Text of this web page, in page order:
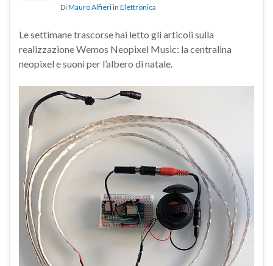
DiMauro Alfieri in Elettronica
Le settimane trascorse hai letto gli articoli sulla
realizzazione Wemos Neopixel Music: la centralina
neopixel e suoni per l’albero di natale.